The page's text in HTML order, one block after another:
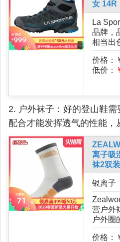
女 14R
La
品牌，
相当出
价格：
低价：
2. 户外袜子：好的登山鞋
配合才能发挥透气的性能，
离子吸
袜2双装
银离子
营户外
户外圈
价格：